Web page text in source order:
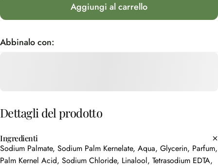
Aggiungi al carrello
Abbinalo con:
Dettagli del prodotto
Ingredienti
Sodium Palmate, Sodium Palm Kernelate, Aqua, Glycerin, Parfum,
Palm Kernel Acid, Sodium Chloride, Linalool, Tetrasodium EDTA,